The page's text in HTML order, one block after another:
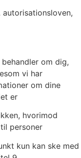
om dig,
vi har
om dine
er
hvorimod
personer
kun kan ske med